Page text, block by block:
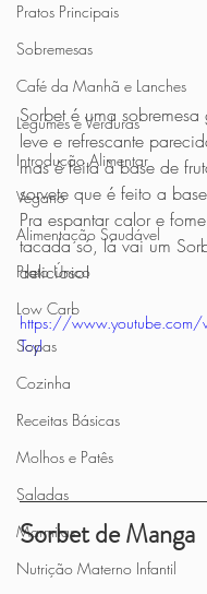
Pratos Principais
Sobremesas
Café da Manhã e Lanches
Legumes e Verduras
Introdução Alimentar
Vegano
Alimentação Saudável
Prato Único
Low Carb
Sopas
Cozinha
Receitas Básicas
Molhos e Patês
Saladas
Marmitas
Nutrição Materno Infantil
Sorbet é uma
leve e refrescante
mas é feita à base de
sorvete que é feito a
Pra espantar calor e
tacada só, lá vai um
delicioso!
https://www.youtube.com/
TcyI
Sorbet de Manga